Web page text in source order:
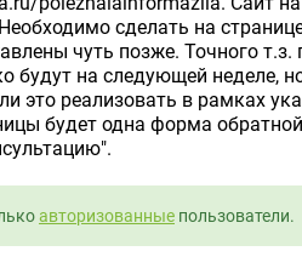
сделать на
чуть позже. Точного т.з.
будут на следующей неделе,
это реализовать в рамках
будет одна форма
авторизованные пользователи.